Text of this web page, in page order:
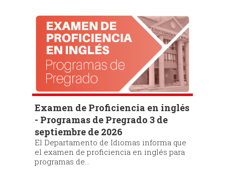
Examen de Proficiencia en inglés
- Programas de Pregrado 3 de
septiembre de 2026
El Departamento de Idiomas informa que
el examen de proficiencia en inglés para
programas de...